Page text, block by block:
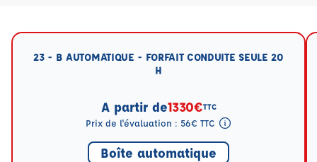
23 - B AUTOMATIQUE - FORFAIT CONDUITE SEULE 20
H
A partir de1330€TTC
Prix de l'évaluation : 56€ TTC
Boîte automatique